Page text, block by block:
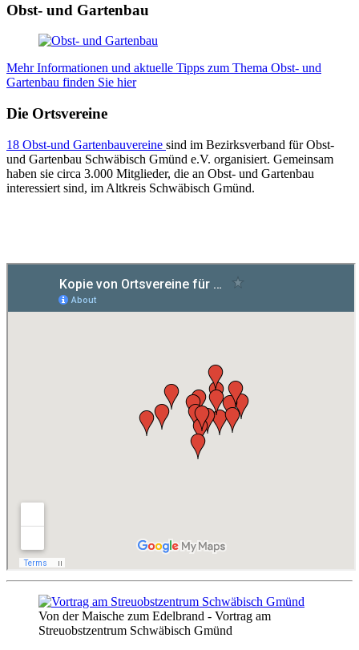
Obst- und Gartenbau
Mehr Informationen und aktuelle Tipps zum Thema Obst- und
Gartenbau finden Sie hier
Die Ortsvereine
18 Obst-und Gartenbauvereine sind im Bezirksverband für Obst-
und Gartenbau Schwäbisch Gmünd e.V. organisiert. Gemeinsam
haben sie circa 3.000 Mitglieder, die an Obst- und Gartenbau
interessiert sind, im Altkreis Schwäbisch Gmünd.
Von der Maische zum Edelbrand - Vortrag am
Streuobstzentrum Schwäbisch Gmünd